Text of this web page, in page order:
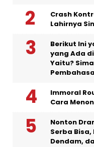
Crash
Lahirnya
Berikut Ini
yang Ada
Yaitu?
Immoral
Cara
Nonton
Serba
Dendam,